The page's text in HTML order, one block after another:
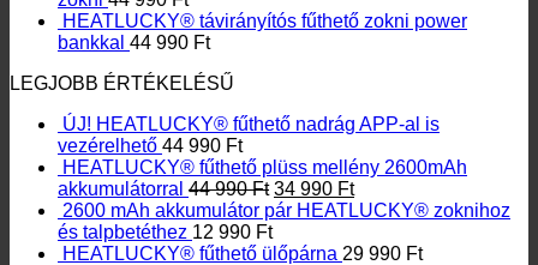
HEATLUCKY® távirányítós fűthető zokni power
bankkal 44 990 Ft
LEGJOBB ÉRTÉKELÉSŰ
ÚJ! HEATLUCKY® fűthető nadrág APP-al is
vezérelhető 44 990 Ft
HEATLUCKY® fűthető plüss mellény 2600mAh
akkumulátorral 44 990Ft Original
price
was:
44
34 990 FtCurrent
price
34
2600 mAh akkumulátor pár HEATLUCKY® zoknihoz
és talpbetéthez 12 990 Ft
HEATLUCKY® fűthető ülőpárna 29 990 Ft